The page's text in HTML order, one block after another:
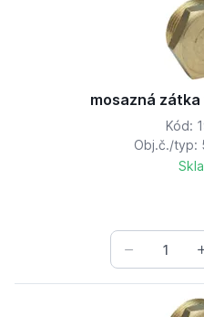
mosazná
Kód:
Obj.č./typ: